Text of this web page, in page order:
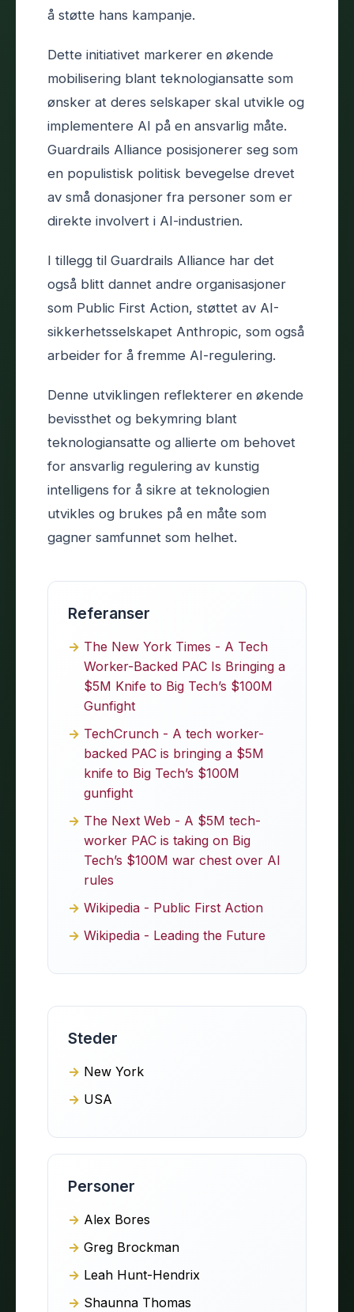
å støtte hans kampanje.
Dette initiativet markerer en økende
mobilisering blant teknologiansatte som
ønsker at deres selskaper skal utvikle og
implementere AI på en ansvarlig måte.
Guardrails Alliance posisjonerer seg som
en populistisk politisk bevegelse drevet
av små donasjoner fra personer som er
direkte involvert i AI-industrien.
I tillegg til Guardrails Alliance har det
også blitt dannet andre organisasjoner
som Public First Action, støttet av AI-
sikkerhetsselskapet Anthropic, som også
arbeider for å fremme AI-regulering.
Denne utviklingen reflekterer en økende
bevissthet og bekymring blant
teknologiansatte og allierte om behovet
for ansvarlig regulering av kunstig
intelligens for å sikre at teknologien
utvikles og brukes på en måte som
gagner samfunnet som helhet.
Referanser
The New York Times - A Tech
Worker-Backed PAC Is Bringing a
$5M Knife to Big Tech’s $100M
Gunfight
TechCrunch - A tech worker-
backed PAC is bringing a $5M
knife to Big Tech’s $100M
gunfight
The Next Web - A $5M tech-
worker PAC is taking on Big
Tech’s $100M war chest over AI
rules
Wikipedia - Public First Action
Wikipedia - Leading the Future
Steder
New York
USA
Personer
Alex Bores
Greg Brockman
Leah Hunt-Hendrix
Shaunna Thomas